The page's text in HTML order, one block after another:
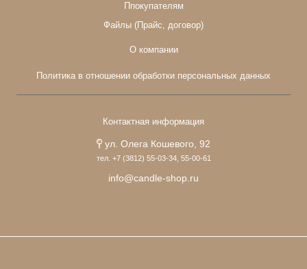
Ппокупателям
Файлы (Прайс, договор)
О компании
Политика в отношении обработки персональных данных
Контактная информация
ул. Олега Кошевого, 92
тел. +7 (3812) 55-03-34, 55-00-61
info@candle-shop.ru